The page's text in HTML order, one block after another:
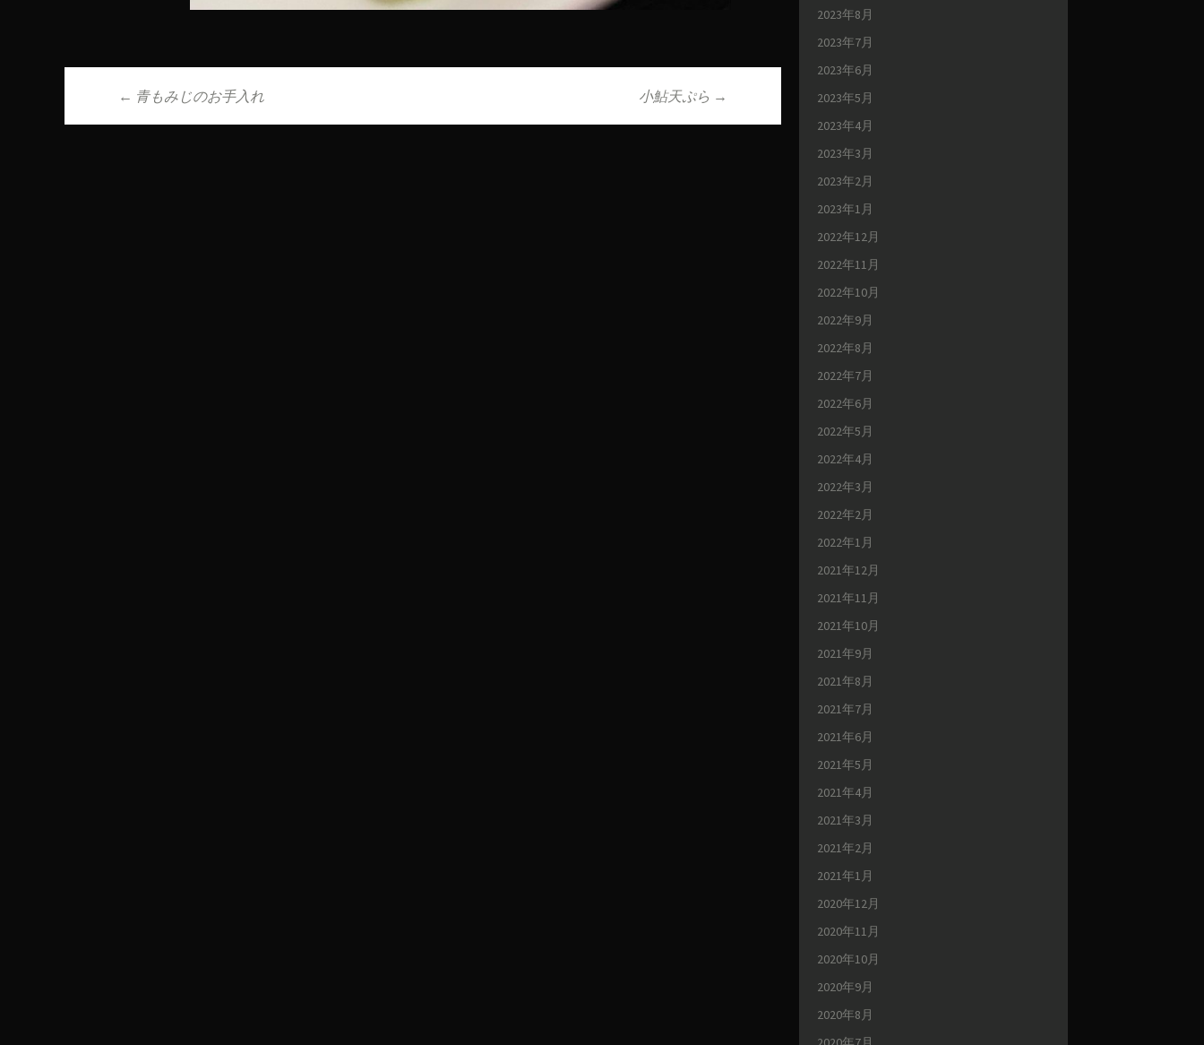
投稿ナビゲーション
← 青もみじのお手入れ 小鮎天ぷら →
2023年8月
2023年7月
2023年6月
2023年5月
2023年4月
2023年3月
2023年2月
2023年1月
2022年12月
2022年11月
2022年10月
2022年9月
2022年8月
2022年7月
2022年6月
2022年5月
2022年4月
2022年3月
2022年2月
2022年1月
2021年12月
2021年11月
2021年10月
2021年9月
2021年8月
2021年7月
2021年6月
2021年5月
2021年4月
2021年3月
2021年2月
2021年1月
2020年12月
2020年11月
2020年10月
2020年9月
2020年8月